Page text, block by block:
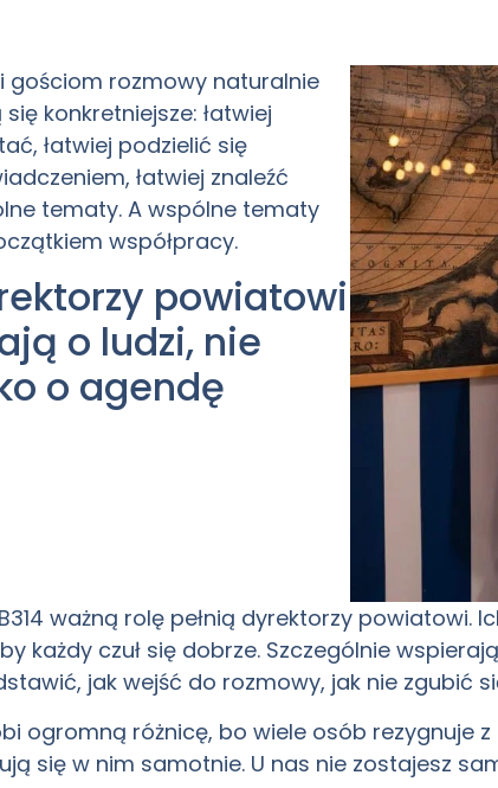
gościom rozmowy naturalnie
konkretniejsze: łatwiej
łatwiej podzielić się
łatwiej znaleźć
tematy. A wspólne tematy
współpracy.
powiatowi
o ludzi, nie
o agendę
ważną rolę pełnią dyrektorzy
każdy czuł się dobrze. Szczególnie
jak wejść do rozmowy, jak nie zgubić
ogromną różnicę, bo wiele osób rezygnuje
się w nim samotnie. U nas nie zostajesz